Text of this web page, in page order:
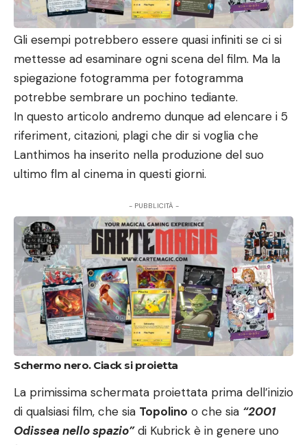
Gli esempi potrebbero essere quasi infiniti se ci si
mettesse ad esaminare ogni scena del film. Ma la
spiegazione fotogramma per fotogramma
potrebbe sembrare un pochino tediante.
In questo articolo andremo dunque ad elencare i 5
riferiment, citazioni, plagi che dir si voglia che
Lanthimos ha inserito nella produzione del suo
ultimo flm al cinema in questi giorni.
- PUBBLICITÀ -
Schermo nero. Ciack si proietta
La primissima schermata proiettata prima dell’inizio
di qualsiasi film, che sia Topolino o che sia “2001
Odissea nello spazio”di Kubrick è in genere uno